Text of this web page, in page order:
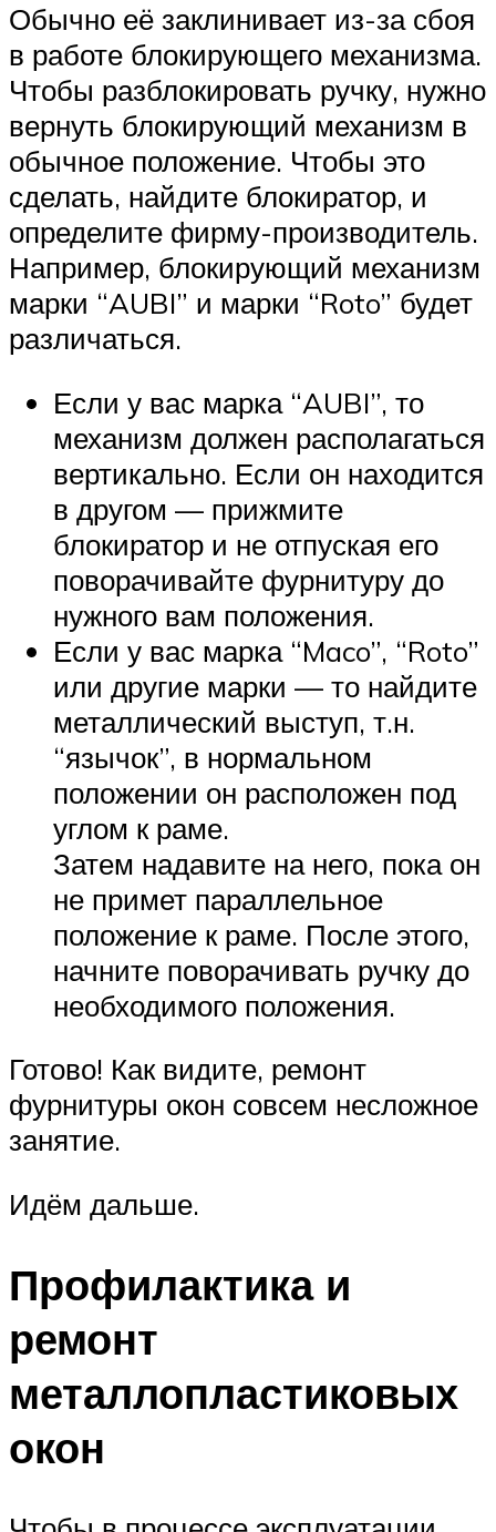
Обычно её заклинивает из-за сбоя
в работе блокирующего механизма.
Чтобы разблокировать ручку, нужно
вернуть блокирующий механизм в
обычное положение. Чтобы это
сделать, найдите блокиратор, и
определите фирму-производитель.
Например, блокирующий механизм
марки “AUBI” и марки “Roto” будет
различаться.
Если у вас марка “AUBI”, то
механизм должен располагаться
вертикально. Если он находится
в другом — прижмите
блокиратор и не отпуская его
поворачивайте фурнитуру до
нужного вам положения.
Если у вас марка “Maco”, “Roto”
или другие марки — то найдите
металлический выступ, т.н.
“язычок”, в нормальном
положении он расположен под
углом к раме.
Затем надавите на него, пока он
не примет параллельное
положение к раме. После этого,
начните поворачивать ручку до
необходимого положения.
Готово! Как видите, ремонт
фурнитуры окон совсем несложное
занятие.
Идём дальше.
Профилактика и
ремонт
металлопластиковых
окон